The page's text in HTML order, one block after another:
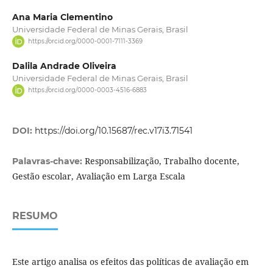
Ana Maria Clementino
Universidade Federal de Minas Gerais, Brasil
https://orcid.org/0000-0001-7111-3369
Dalila Andrade Oliveira
Universidade Federal de Minas Gerais, Brasil
https://orcid.org/0000-0003-4516-6883
DOI: https://doi.org/10.15687/rec.v17i3.71541
Palavras-chave: Responsabilização, Trabalho docente,
Gestão escolar, Avaliação em Larga Escala
RESUMO
Este artigo analisa os efeitos das políticas de avaliação em